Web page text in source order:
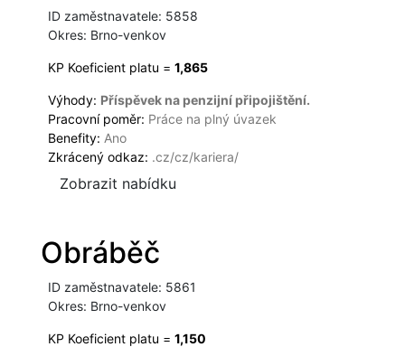
ID zaměstnavatele: 5858
Okres: Brno-venkov
KP Koeficient platu = 1,865
Výhody: Příspěvek na penzijní připojištění.
Pracovní poměr: Práce na plný úvazek
Benefity: Ano
Zkrácený odkaz: .cz/cz/kariera/
Zobrazit nabídku
Obráběč
ID zaměstnavatele: 5861
Okres: Brno-venkov
KP Koeficient platu = 1,150